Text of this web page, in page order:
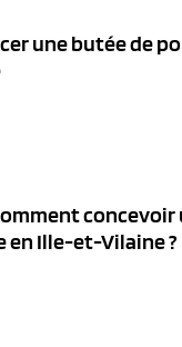
une butée de
en Ille-et-Vilaine ?